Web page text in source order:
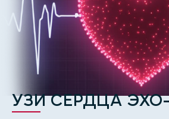
УЗИ СЕРДЦА